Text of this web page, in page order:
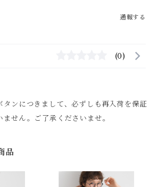
通報する
(0)
ンにつきまして、必ずしも再入荷を保証
せん。ご了承くださいませ。
品